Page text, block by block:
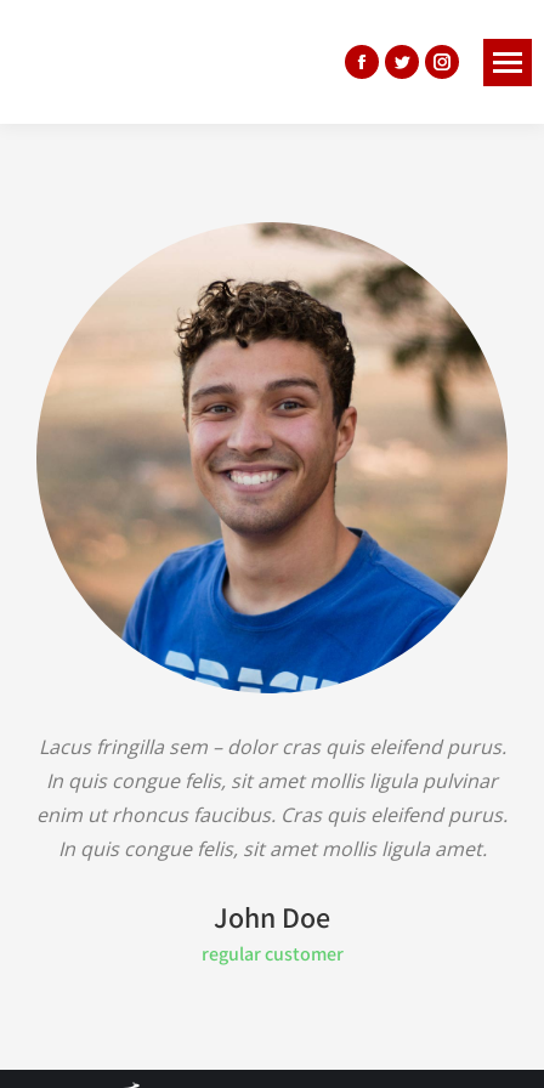
Lacus fringilla sem – dolor cras quis eleifend purus.
In quis congue felis, sit amet mollis ligula pulvinar
enim ut rhoncus faucibus. Cras quis eleifend purus.
In quis congue felis, sit amet mollis ligula amet.
John Doe
regular customer